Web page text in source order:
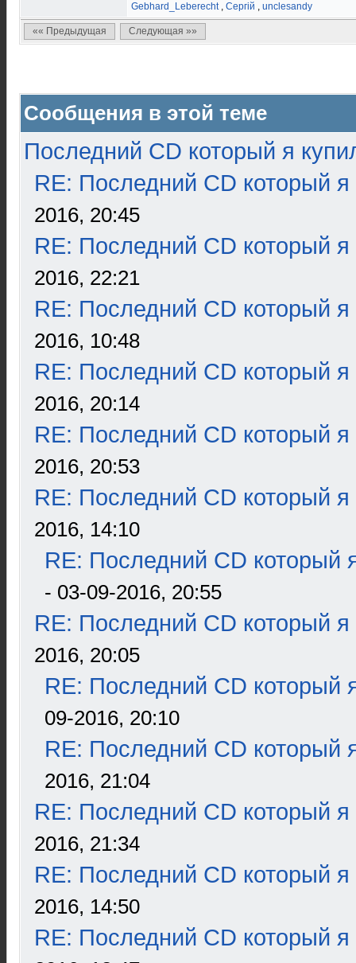
Gebhard_Leberecht, Сергій , unclesandy
«« Предыдущая Следующая »»
Сообщения в этой теме
Последний CD который я
RE: Последний CD который я
2016, 20:45
RE: Последний CD который я
2016, 22:21
RE: Последний CD который я
2016, 10:48
RE: Последний CD который я
2016, 20:14
RE: Последний CD который я
2016, 20:53
RE: Последний CD который я
2016, 14:10
RE: Последний CD который
- 03-09-2016, 20:55
RE: Последний CD который я
2016, 20:05
RE: Последний CD который
09-2016, 20:10
RE: Последний CD который
2016, 21:04
RE: Последний CD который я
2016, 21:34
RE: Последний CD который я
2016, 14:50
RE: Последний CD который я